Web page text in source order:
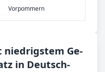
Vorpommern
nied­rig­stem Ge­
in Deutsch­